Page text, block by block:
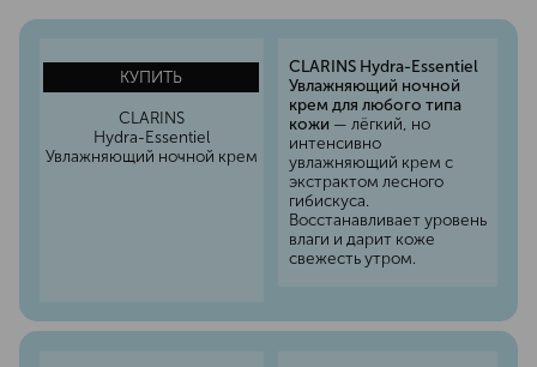
КУПИТЬ
CLARINS
Hydra-Essentiel
Увлажняющий ночной крем
CLARINS Hydra-Essentiel
Увлажняющий ночной
крем для любого типа
кожи — лёгкий, но
интенсивно
увлажняющий крем с
экстрактом лесного
гибискуса.
Восстанавливает уровень
влаги и дарит коже
свежесть утром.